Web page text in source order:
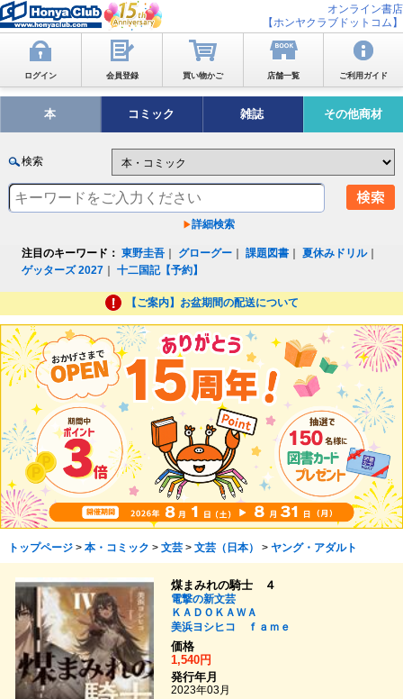
オンライン書店
【ホンヤクラブドットコム】
ログイン 会員登録 買い物かご 店舗一覧 ご利用ガイド
本 コミック 雑誌 その他商材
検索
詳細検索
注目のキーワード： 東野圭吾 グローグー ｜課題図書 ｜夏休みドリル｜
ゲッターズ 2027 ｜十二国記【予約】
【ご案内】お盆期間の配送について
トップページ> 本・コミック > 文芸> 文芸（日本） > ヤング・アダルト
煤まみれの騎士 ４
電撃の新文芸
ＫＡＤＯＫＡＷＡ
美浜ヨシヒコ
ｆａｍｅ
価格
1,540円
発行年月
2023年03月